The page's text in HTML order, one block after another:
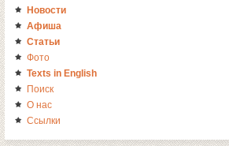
Новости
Афиша
Статьи
Фото
Texts in English
Поиск
О нас
Ссылки